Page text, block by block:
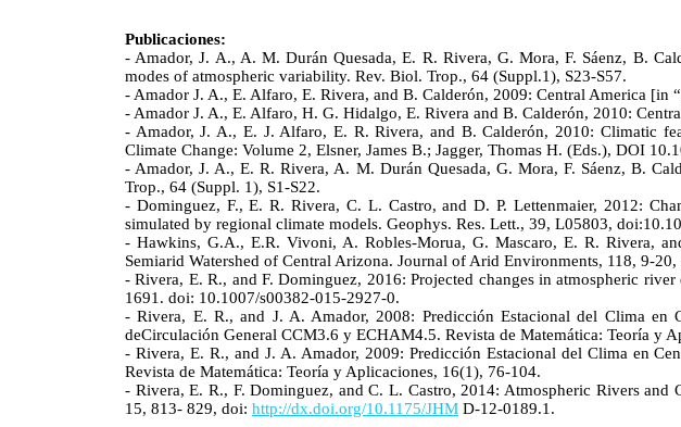
Publicaciones:
- Amador, J. A., A. M. Durán Quesada, E. R. Rivera, G. Mora, F. Sáenz, B.
modes of atmospheric variability. Rev. Biol. Trop., 64 (Suppl.1), S23-S57.
- Amador J. A., E. Alfaro, E. Rivera, and B. Calderón, 2009: Central America [in
- Amador J. A., E. Alfaro, H. G. Hidalgo, E. Rivera and B. Calderón, 2010:
- Amador, J. A., E. J. Alfaro, E. R. Rivera, and B. Calderón, 2010: Climatic
Climate Change: Volume 2, Elsner, James B.; Jagger, Thomas H. (Eds.), DOI
- Amador, J. A., E. R. Rivera, A. M. Durán Quesada, G. Mora, F. Sáenz, B.
Trop., 64 (Suppl. 1), S1-S22.
- Dominguez, F., E. R. Rivera, C. L. Castro, and D. P. Lettenmaier, 2012:
simulated by regional climate models. Geophys. Res. Lett., 39, L05803,
- Hawkins, G.A., E.R. Vivoni, A. Robles-Morua, G. Mascaro, E. R. Rivera,
Semiarid Watershed of Central Arizona. Journal of Arid Environments, 118, 9-
- Rivera, E. R., and F. Dominguez, 2016: Projected changes in atmospheric
1691. doi: 10.1007/s00382-015-2927-0.
- Rivera, E. R., and J. A. Amador, 2008: Predicción Estacional del Clima en
deCirculación General CCM3.6 y ECHAM4.5. Revista de Matemática: Teoría y
- Rivera, E. R., and J. A. Amador, 2009: Predicción Estacional del Clima en
Revista de Matemática: Teoría y Aplicaciones, 16(1), 76-104.
- Rivera, E. R., F. Dominguez, and C. L. Castro, 2014: Atmospheric Rivers
15, 813- 829, doi: http://dx.doi.org/10.1175/JHM D-12-0189.1.